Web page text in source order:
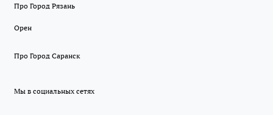
Про Город Рязань
Орен
Про Город Саранск
Мы в социальных сетях